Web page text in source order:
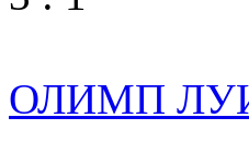
ОЛИМП